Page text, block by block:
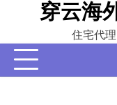
content
穿云海
住宅代